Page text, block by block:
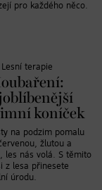
pro každého něco.
Lesní terapie
koníček
na podzim pomalu
žlutou a
les nás volá. S těmito
z lesa přinesete
úrodu.